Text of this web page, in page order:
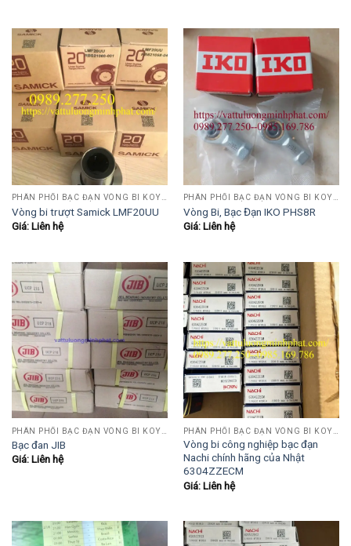
PHÂN PHỐI BẠC ĐẠN VÒNG BI KOYO,NSK,SKF,ASHAHI,JIB,FBJ,SAMICK.....
Vòng bi trượt Samick LMF20UU
Giá: Liên hệ
PHÂN PHỐI BẠC ĐẠN VÒNG BI KOYO,NSK,SKF,ASHAHI,JIB,FBJ,SAMICK.....
Vòng Bi, Bạc Đạn IKO PHS8R
Giá: Liên hệ
Bạc đan JIB
Giá: Liên hệ
Vòng bi công nghiệp bạc đạn
Nachi chính hãng của Nhật
6304ZZECM
Giá: Liên hệ